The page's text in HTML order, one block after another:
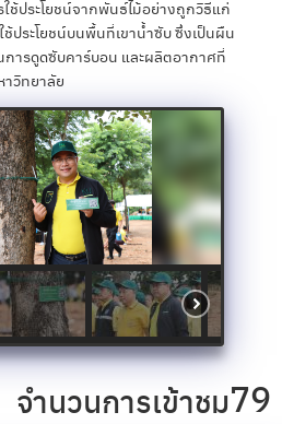
ประโยชน์จากพันธ์ไม้อย่างถูกวิธีแก่
ช้ประโยชน์บนพื้นที่เขาน้ำซับ ซึ่งเป็นผืน
ารดูดซับคาร์บอน และผลิตอากาศที่
วิทยาลัย
79
จำนวนการเข้าชม